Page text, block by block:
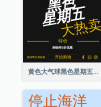
黄色大气球黑色星期五特价海报